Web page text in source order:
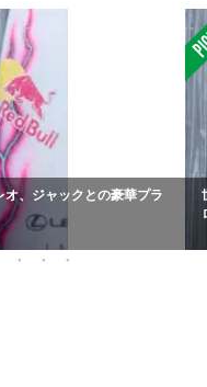
オ、ジャックとの豪華プラ